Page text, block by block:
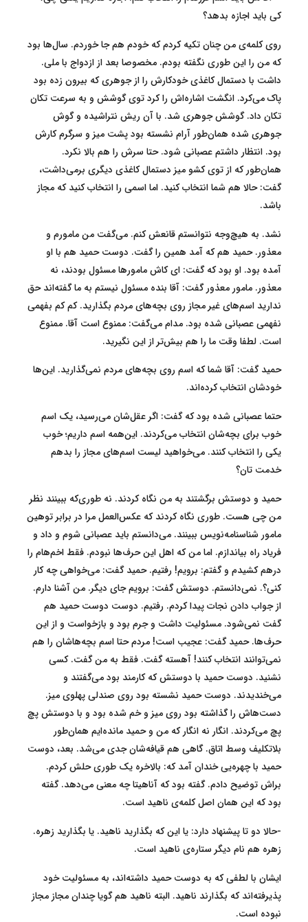
کی باید اجازه بدهد؟
روی کلمه‌ی من چنان تکیه کردم که خودم هم جا خوردم. سال‌ها بود
که من را این طوری نگفته بودم. مخصوصا بعد از ازدواج با ملی.
داشت با دستمال کاغذی خودکارش را از جوهری که بیرون زده بود
پاک می‌کرد. انگشت اشاره‌اش را کرد توی گوشش و به سرعت تکان
تکان داد. گوشش جوهری شد. با آن ریش نتراشیده و گوش
جوهری شده همان‌طور آرام نشسته بود پشت میز و سرگرم کارش
بود. انتظار داشتم عصبانی شود. حتا سرش را هم بالا نکرد.
همان‌طور که از توی کشو میز دستمال کاغذی دیگری برمی‌داشت،
گفت: حالا هم شما انتخاب کنید. اما اسمی را انتخاب کنید که مجاز
باشد.
نشد. به هیچ‌وجه نتوانستم قانعش کنم. می‌گفت من مامورم و
معذور. حمید هم که آمد همین را گفت. دوست حمید هم با او
آمده بود. او بود که گفت: ای کاش مامورها مسئول بودند، نه
معذور. مامور معذور گفت: آقا بنده مسئول نیستم به ما گفته‌اند حق
ندارید اسم‌های غیر مجاز روی بچه‌های مردم بگذارید. کم کم بفهمی
نفهمی عصبانی شده بود. مدام می‌گفت: ممنوع است آقا. ممنوع
است. لطفا وقت ما را هم بیش‌تر از این نگیرید.
حمید گفت: آقا شما که اسم روی بچه‌های مردم نمی‌گذارید. این‌ها
خودشان انتخاب کرده‌اند.
حتما عصبانی شده بود که گفت: اگر عقل‌شان می‌رسید، یک اسم
خوب برای بچه‌شان انتخاب می‌کردند. این‌همه اسم داریم؛ خوب
یکی را انتخاب کنند. می‌خواهید لیست اسم‌های مجاز را بدهم
خدمت تان؟
حمید و دوستش برگشتند به من نگاه کردند. نه طوری‌که ببینند نظر
من چی هست. طوری نگاه کردند که عکس‌العمل مرا در برابر توهین
مامور شناسنامه‌نویس ببینند. می‌دانستم باید عصبانی شوم و داد و
فریاد راه بیاندازم. اما من که اهل این حرف‌ها نبودم. فقط اخم‌هام را
درهم کشیدم و گفتم: برویم! رفتیم. حمید گفت: می‌خواهی چه کار
کنی؟. نمی‌دانستم. دوستش گفت: برویم جای دیگر. من آشنا دارم.
از جواب دادن نجات پیدا کردم. رفتیم. دوست دوست حمید هم
گفت نمی‌شود. مسئولیت داشت و جرم بود و بازخواست و از این
حرف‌ها. حمید گفت: عجیب است! مردم حتا اسم بچه‌هاشان را هم
نمی‌توانند انتخاب کنند! آهسته گفت. فقط به من گفت. کسی
نشنید. دوست حمید با دوستش که کارمند بود می‌گفتند و
می‌خندیدند. دوست حمید نشسته بود روی صندلی پهلوی میز.
دست‌هاش را گذاشته بود روی میز و خم شده بود و با دوستش پچ
پچ می‌کردند. انگار نه انگار که من و حمید مانده‌ایم همان‌طور
بلاتکلیف وسط اتاق. گاهی هم قیافه‌شان جدی می‌شد. بعد، دوست
حمید با چهره‌یی خندان آمد که: بالاخره یک طوری حلش کردم.
براش توضیح دادم. گفته بود که آناهیتا چه معنی می‌دهد. گفته
بود که این همان اصل کلمه‌ی ناهید است.
-حالا دو تا پیشنهاد دارد: یا این که بگذارید ناهید. یا بگذارید زهره.
زهره هم نام دیگر ستاره‌ی ناهید است.
ایشان با لطفی که به دوست حمید داشته‌اند، به مسئولیت خود
پذیرفته‌اند که بگذارند ناهید. البته ناهید هم گویا چندان مجاز مجاز
نبوده است.